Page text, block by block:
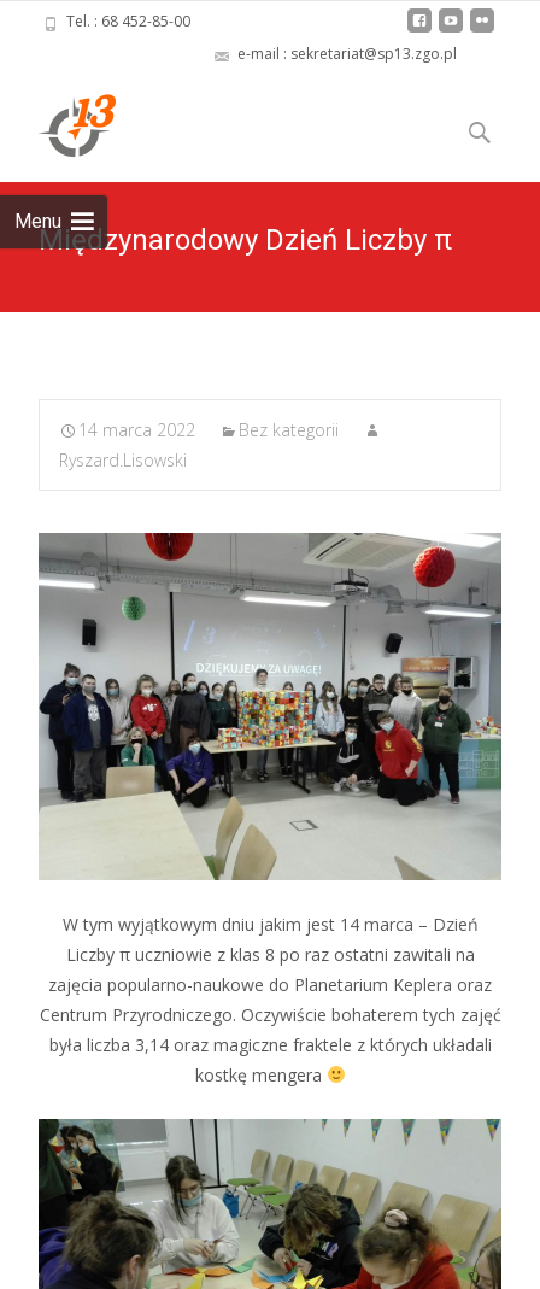
Tel. : 68 452-85-00
e-mail : sekretariat@sp13.zgo.pl
Menu
to
content
Szukaj:
Międzynarodowy Dzień Liczby π
14 marca 2022
Bez kategorii
Ryszard.Lisowski
W tym wyjątkowym dniu jakim jest 14 marca – Dzień
Liczby π uczniowie z klas 8 po raz ostatni zawitali na
zajęcia popularno-naukowe do Planetarium Keplera oraz
Centrum Przyrodniczego. Oczywiście bohaterem tych zajęć
była liczba 3,14 oraz magiczne fraktele z których układali
kostkę mengera